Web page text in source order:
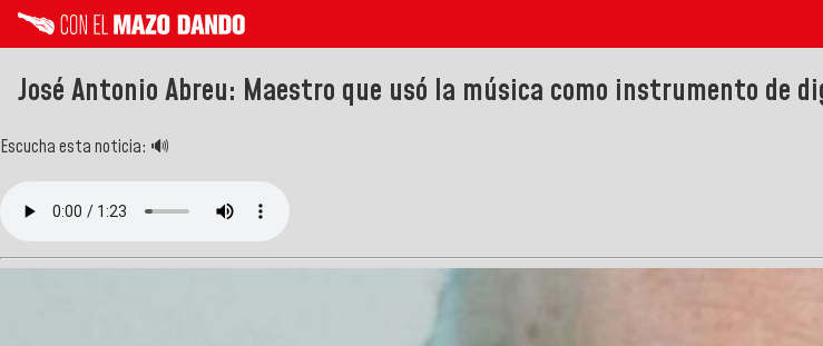
José Antonio Abreu: Maestro que usó la música como instrumento de
Escucha esta noticia: 🔊